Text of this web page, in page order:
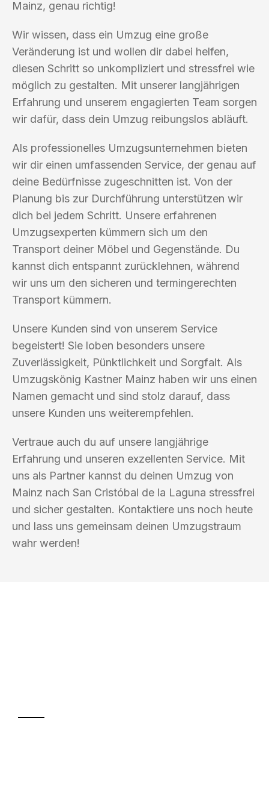
Mainz, genau richtig!
Wir wissen, dass ein Umzug eine große
Veränderung ist und wollen dir dabei helfen,
diesen Schritt so unkompliziert und stressfrei wie
möglich zu gestalten. Mit unserer langjährigen
Erfahrung und unserem engagierten Team sorgen
wir dafür, dass dein Umzug reibungslos abläuft.
Als professionelles Umzugsunternehmen bieten
wir dir einen umfassenden Service, der genau auf
deine Bedürfnisse zugeschnitten ist. Von der
Planung bis zur Durchführung unterstützen wir
dich bei jedem Schritt. Unsere erfahrenen
Umzugsexperten kümmern sich um den
Transport deiner Möbel und Gegenstände. Du
kannst dich entspannt zurücklehnen, während
wir uns um den sicheren und termingerechten
Transport kümmern.
Unsere Kunden sind von unserem Service
begeistert! Sie loben besonders unsere
Zuverlässigkeit, Pünktlichkeit und Sorgfalt. Als
Umzugskönig Kastner Mainz haben wir uns einen
Namen gemacht und sind stolz darauf, dass
unsere Kunden uns weiterempfehlen.
Vertraue auch du auf unsere langjährige
Erfahrung und unseren exzellenten Service. Mit
uns als Partner kannst du deinen Umzug von
Mainz nach San Cristóbal de la Laguna stressfrei
und sicher gestalten. Kontaktiere uns noch heute
und lass uns gemeinsam deinen Umzugstraum
wahr werden!